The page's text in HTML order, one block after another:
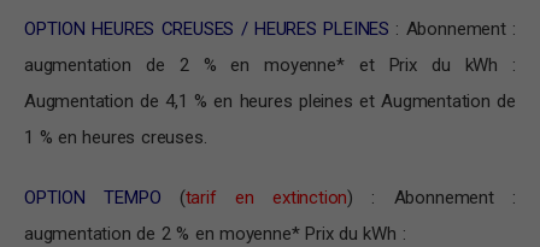
OPTION HEURES CREUSES / HEURES PLEINES : Abonnement :
augmentation de 2 % en moyenne* et Prix du kWh :
Augmentation de 4,1 % en heures pleines et Augmentation de
1 % en heures creuses.
OPTION TEMPO (tarif en extinction) : Abonnement :
augmentation de 2 % en moyenne* Prix du kWh :